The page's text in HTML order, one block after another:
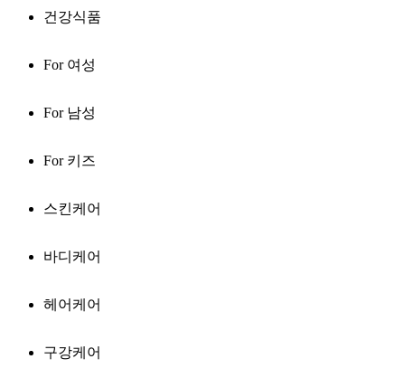
건강식품
For 여성
For 남성
For 키즈
스킨케어
바디케어
헤어케어
구강케어